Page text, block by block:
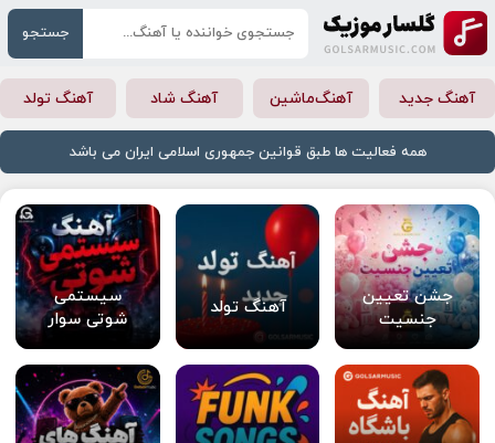
جستجو
آهنگ جدید آهنگ‌ماشین آهنگ شاد آهنگ تولد
همه فعالیت ها طبق قوانین جمهوری اسلامی ایران می باشد
جشن تعیین
جنسیت
آهنگ تولد
سیستمی
شوتی سوار